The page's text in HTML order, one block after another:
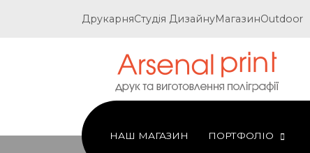
ДрукарняСтудія ДизайнуМагазинOutdoor
НАШ МАГАЗИН ПОРТФОЛІО